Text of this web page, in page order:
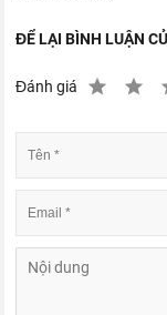
ĐỂ LẠI BÌNH LUẬN
Đánh giá